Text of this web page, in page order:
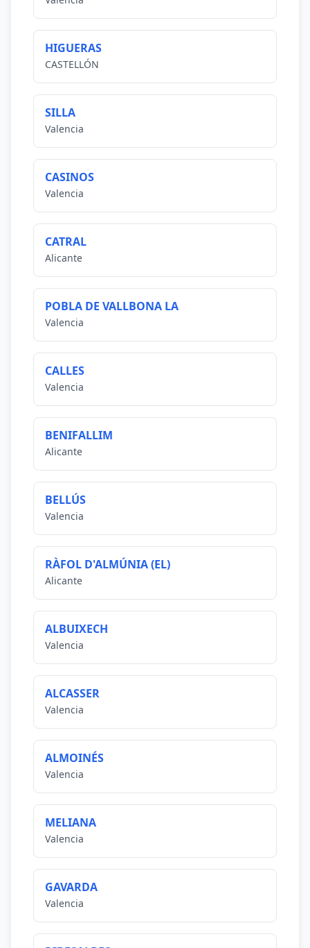
HIGUERAS
CASTELLÓN
SILLA
Valencia
CASINOS
Valencia
CATRAL
Alicante
POBLA DE VALLBONA LA
Valencia
CALLES
Valencia
BENIFALLIM
Alicante
BELLÚS
Valencia
RÀFOL D'ALMÚNIA (EL)
Alicante
ALBUIXECH
Valencia
ALCASSER
Valencia
ALMOINÉS
Valencia
MELIANA
Valencia
GAVARDA
Valencia